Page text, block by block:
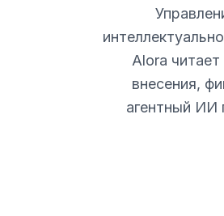
Alora
внесения,
агентный ИИ